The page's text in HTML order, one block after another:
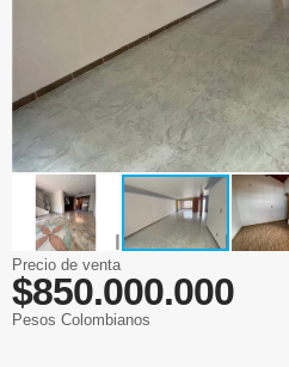
Precio de venta
$850.000.000
Pesos Colombianos